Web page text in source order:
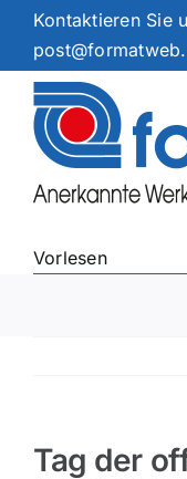
Zum
Inhalt
springen
Kontaktieren Sie
Arbeitsangebote
Aktuelles
Vorlesen
Tag der